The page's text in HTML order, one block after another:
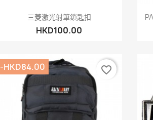
快速查看
三菱激光射筆鎖匙扣
HKD100.00
-HKD84.00 favorite_border